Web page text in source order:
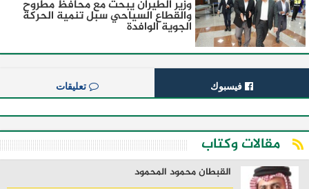
وزير الطيران يبحث مع محافظ مطروح
والقطاع السياحي سبل تنمية الحركة
الجوية الوافدة
فيسبوك تعليقات
مقالات وكتاب
القبطان محمود المحمود